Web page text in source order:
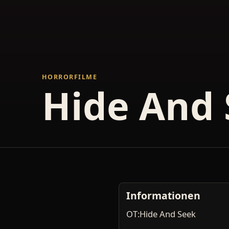
HORRORFILME
Hide And
Informationen
OT:Hide And Seek